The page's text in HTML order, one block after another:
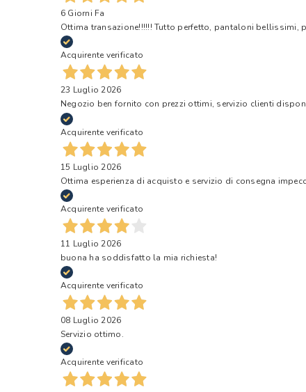
6 Giorni Fa
Ottima transazione!!!!!! Tutto perfetto, pantaloni bellissimi,
Acquirente verificato
23 Luglio 2026
Negozio ben fornito con prezzi ottimi, servizio clienti
Acquirente verificato
15 Luglio 2026
Ottima esperienza di acquisto e servizio di consegna
Acquirente verificato
11 Luglio 2026
buona ha soddisfatto la mia richiesta!
Acquirente verificato
08 Luglio 2026
Servizio ottimo.
Acquirente verificato